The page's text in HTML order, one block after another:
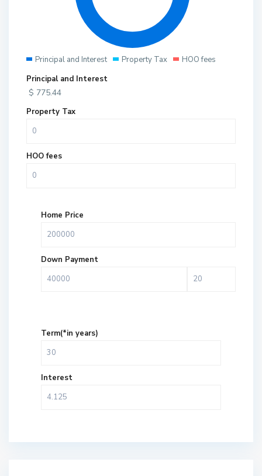
Principal and Interest Property Tax
HOO fees
Principal and Interest
$ 775.44
Property Tax
HOO fees
Home Price
Down Payment
Term(*in years)
Interest